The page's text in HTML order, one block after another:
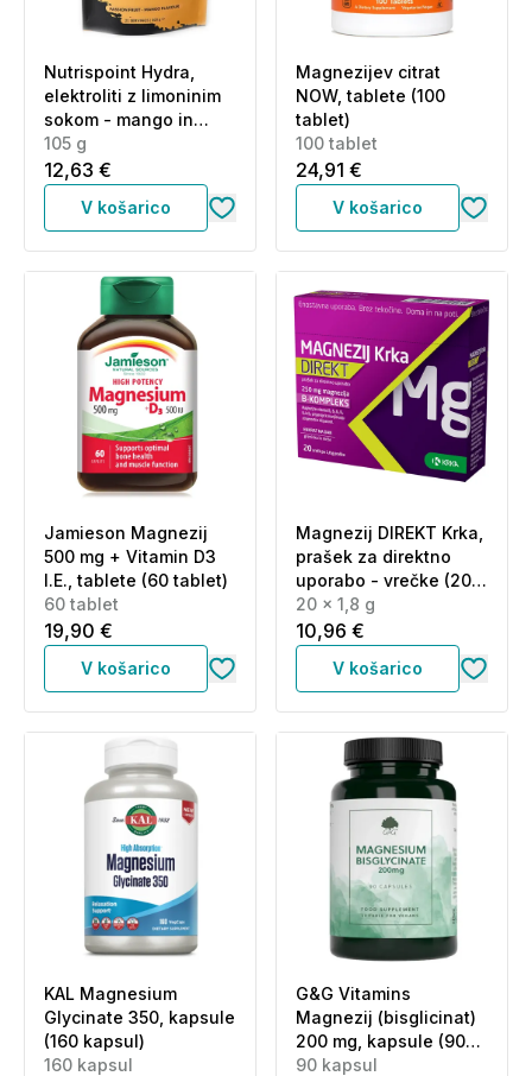
Nutrispoint Hydra,
elektroliti z limoninim
sokom - mango in
pasijonka (105 g)
105 g
12,63 €
V košarico
Magnezijev citrat
NOW, tablete (100
tablet)
100 tablet
24,91 €
V košarico
Jamieson Magnezij
500 mg + Vitamin D3
I.E., tablete (60 tablet)
60 tablet
19,90 €
V košarico
Magnezij DIREKT Krka,
prašek za direktno
uporabo - vrečke (20 x
1,8 g)
20 x 1,8 g
10,96 €
V košarico
KAL Magnesium
Glycinate 350, kapsule
(160 kapsul)
160 kapsul
G&G Vitamins
Magnezij (bisglicinat)
200 mg, kapsule (90
kapsul)
90 kapsul